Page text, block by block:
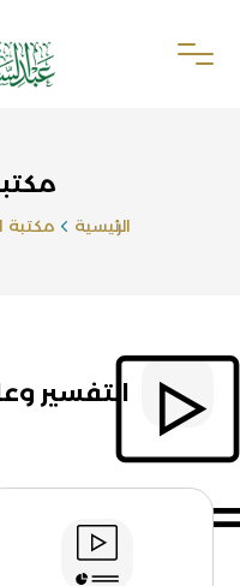
الرئيسية مكتبة
التفسير